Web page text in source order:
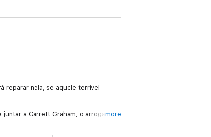
reparar nela, se aquele terrível
a Garrett Graham, o arrogante
more